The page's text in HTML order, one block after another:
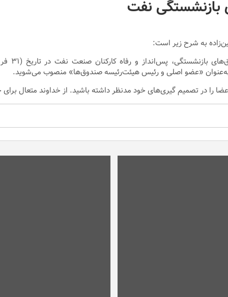
نفت
به شرح زیر است:
را در تصمیم گیری‌های خود مدنظر داشته باشید. از خداوند متعال